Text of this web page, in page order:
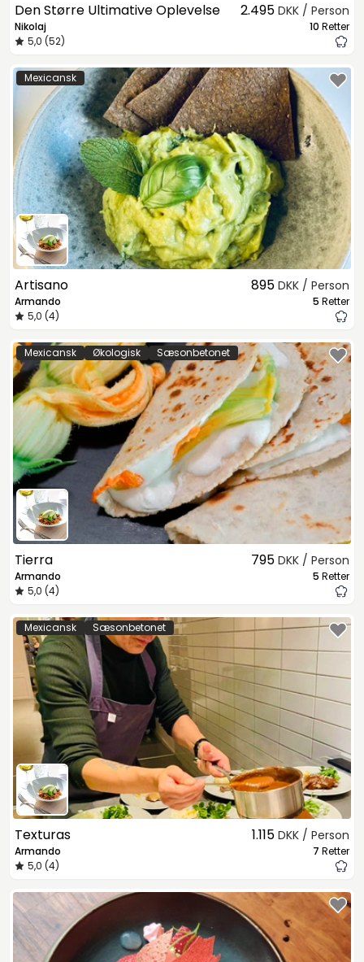
Den Større Ultimative Oplevelse
Nikolaj
5,0 (52)
2.495 DKK / Person
10 Retter
Mexicansk
Artisano
Armando
5,0 (4)
895 DKK / Person
5 Retter
Mexicansk Økologisk Sæsonbetonet
Tierra
Armando
5,0 (4)
795 DKK / Person
5 Retter
Mexicansk Sæsonbetonet
Texturas
Armando
5,0 (4)
1.115 DKK / Person
7 Retter